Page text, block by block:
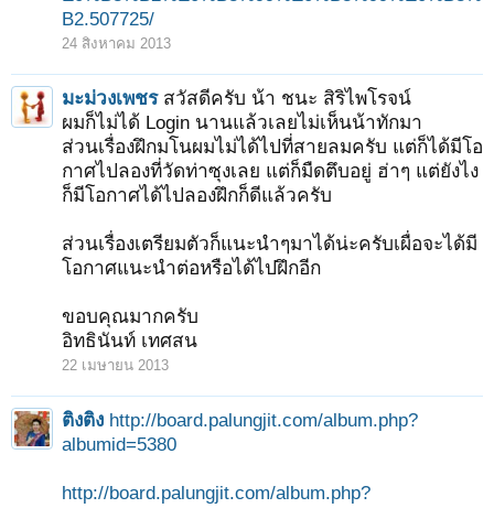
B2.507725/
24 สิงหาคม 2013
มะม่วงเพชร สวัสดีครับ น้า ชนะ สิริไพโรจน์
ผมก็ไม่ได้ Login นานแล้วเลยไม่เห็นน้าทักมา
ส่วนเรื่องฝึกมโนผมไม่ได้ไปที่สายลมครับ แต่ก็ได้มีโอ
กาศไปลองที่วัดท่าซุงเลย แต่ก็มืดตึบอยู่ ฮ่าๆ แต่ยังไง
ก็มีโอกาศได้ไปลองฝึกก็ดีแล้วครับ
ส่วนเรื่องเตรียมตัวก็แนะนำๆมาได้น่ะครับเผื่อจะได้มี
โอกาศแนะนำต่อหรือได้ไปฝึกอีก
ขอบคุณมากครับ
อิทธินันท์ เทศสน
22 เมษายน 2013
ติงติง http://board.palungjit.com/album.php?
albumid=5380
http://board.palungjit.com/album.php?
3 4 5 6 → 78 ถัดไป >